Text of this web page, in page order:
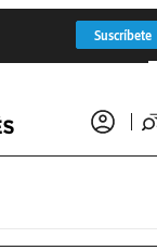
Suscríbete